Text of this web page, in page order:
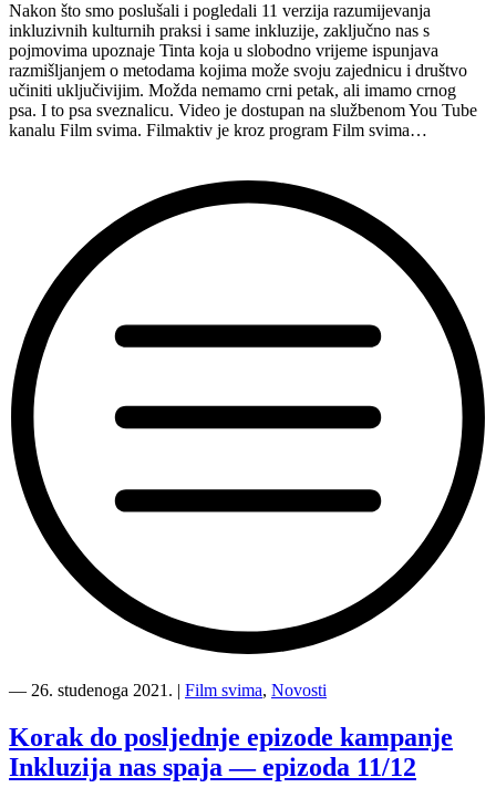
Nakon što smo poslušali i pogledali 11 verzija razumijevanja
inkluzivnih kulturnih praksi i same inkluzije, zaključno nas s
pojmovima upoznaje Tinta koja u slobodno vrijeme ispunjava
razmišljanjem o metodama kojima može svoju zajednicu i društvo
učiniti uključivijim. Možda nemamo crni petak, ali imamo crnog
psa. I to psa sveznalicu. Video je dostupan na službenom You Tube
kanalu Film svima. Filmaktiv je kroz program Film svima…
lekciju
inkluziji
donosi
Tinta
― 26. studenoga 2021. | Film svima, Novosti
Korak do posljednje epizode kampanje
Inkluzija nas spaja — epizoda 11/12